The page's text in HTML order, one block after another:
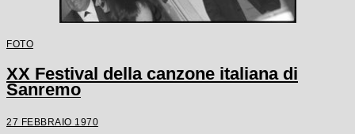
FOTO
XX Festival della canzone italiana di
Sanremo
27 FEBBRAIO 1970